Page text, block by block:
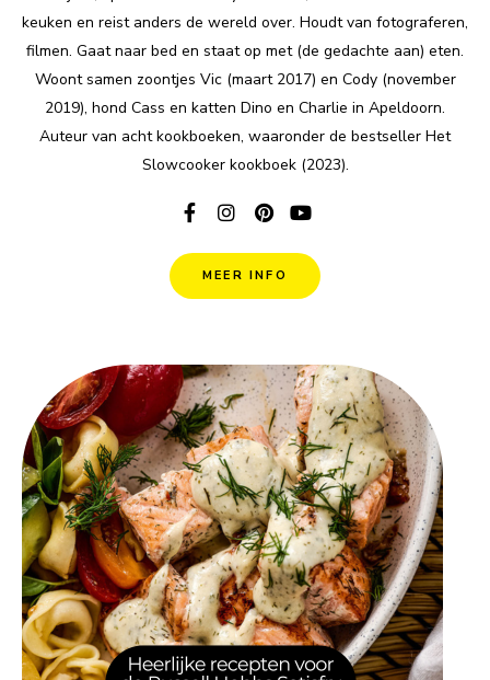
keuken en reist anders de wereld over. Houdt van fotograferen,
filmen. Gaat naar bed en staat op met (de gedachte aan) eten.
Woont samen zoontjes Vic (maart 2017) en Cody (november
2019), hond Cass en katten Dino en Charlie in Apeldoorn.
Auteur van acht kookboeken, waaronder de bestseller Het
Slowcooker kookboek (2023).
MEER INFO